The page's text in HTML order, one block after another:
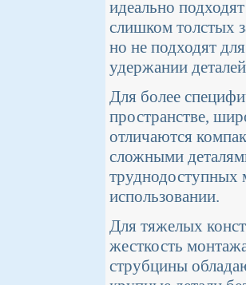
идеально
слишком толстых
но не подходят
удержании
Для более
пространстве,
отличаются
сложными
труднодоступных
использовании.
Для тяжелых
жесткость
струбцины